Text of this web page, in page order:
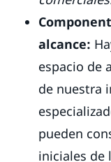
alcance:
espacio de
de nuestra
pueden
iniciales de